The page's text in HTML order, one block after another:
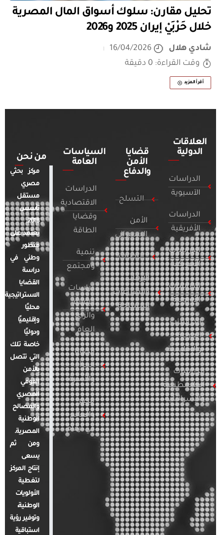
تحليل مقارن: سلوك أسواق المال المصرية
خلال حَرْبَيْ إيران 2025 و2026
شادي هلال
16/04/2026
وقت القراءة: 0 دقيقة
أقرأ المزيد
العلاقات
الدولية
الدراسات
الآسيوية
الدراسات
الأفريقية
الدراسات
الأمريكية
الدراسات
الأوروبية
الدراسات
العربية
والإقليمية
الدراسات
الفلسطينية
والإسرائيلية
قضايا
الأمن
والدفاع
التسلح
الأمن
السيبراني
التطرف
الإرهاب
والصراعات
المسلحة
السياسات
العامة
الدراسات
الاقتصادية
وقضايا
الطاقة
تنمية
ومجتمع
دراسات
الإعلام
والرأي
العام
قضايا
المرأة
والأسرة
مصر
والعالم
في أرقام
من نحن
مركز بحثي
مصري
مستقل
تأسس
2018.
يعتمد على
منظور
وطني في
دراسة
القضايا
الاستراتيجية
محليًا
وإقليميًا
ودوليًا
خاصة تلك
التي تتصل
بالأمن
القومي
المصري
والمصالح
الوطنية
المصرية.
ومن ثم
يسعى
إنتاج المركز
لتغطية
الأولويات
الوطنية،
وتوفير رؤية
استباقية